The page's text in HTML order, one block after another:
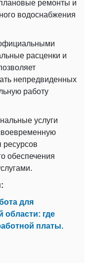
ремонты и
водоснабжения
расценки и
непредвиденных
работу
услуги
ресурсов
обеспечения
для
области: где
платы.